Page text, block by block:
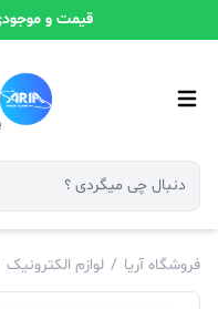
قیمت و
فروشگاه آریا / لوازم الکترونیک